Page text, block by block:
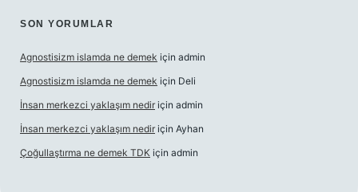
SON YORUMLAR
Agnostisizm islamda ne demek için admin
Agnostisizm islamda ne demek için Deli
İnsan merkezci yaklaşım nedir için admin
İnsan merkezci yaklaşım nedir için Ayhan
Çoğullaştırma ne demek TDK için admin